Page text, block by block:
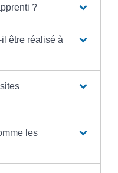
?
il être réalisé à
les